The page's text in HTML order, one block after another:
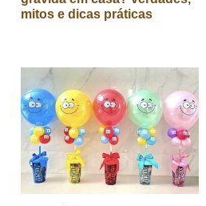
mitos e dicas práticas